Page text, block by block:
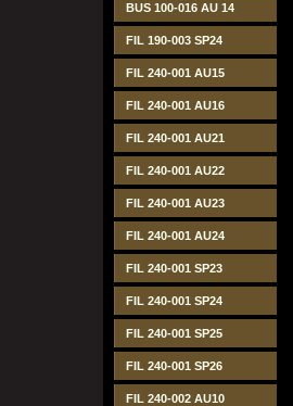
BUS 100-016 AU 14
FIL 190-003 SP24
FIL 240-001 AU15
FIL 240-001 AU16
FIL 240-001 AU21
FIL 240-001 AU22
FIL 240-001 AU23
FIL 240-001 AU24
FIL 240-001 SP23
FIL 240-001 SP24
FIL 240-001 SP25
FIL 240-001 SP26
FIL 240-002 AU10